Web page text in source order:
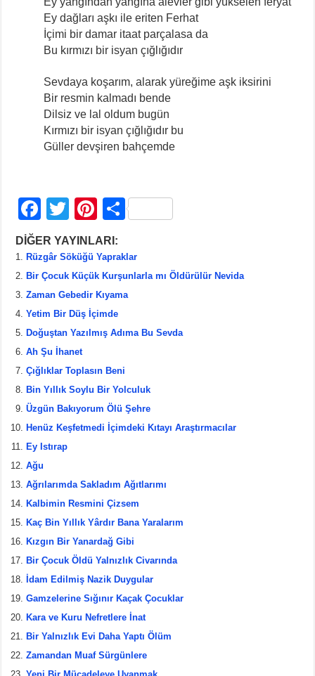
Ey dağları aşkı ile eriten Ferhat
İçimi bir damar itaat parçalasa da
Bu kırmızı bir isyan çığlığıdır
Sevdaya koşarım, alarak yüreğime aşk iksirini
Bir resmin kalmadı bende
Dilsiz ve lal oldum bugün
Kırmızı bir isyan çığlığıdır bu
Güller devşiren bahçemde
F
a
c
e
b
o
o
k
T
wi
tt
er
Pi
nt
er
e
st
S
ar
e
DİĞER YAYINLARI:
Rüzgâr Söküğü Yapraklar
Bir Çocuk Küçük Kurşunlarla mı Öldürülür Nevida
Zaman Gebedir Kıyama
Yetim Bir Düş İçimde
Doğuştan Yazılmış Adıma Bu Sevda
Ah Şu İhanet
Çığlıklar Toplasın Beni
Bin Yıllık Soylu Bir Yolculuk
Üzgün Bakıyorum Ölü Şehre
Henüz Keşfetmedi İçimdeki Kıtayı Araştırmacılar
Ey Istırap
Ağu
Ağrılarımda Sakladım Ağıtlarımı
Kalbimin Resmini Çizsem
Kaç Bin Yıllık Yârdır Bana Yaralarım
Kızgın Bir Yanardağ Gibi
Bir Çocuk Öldü Yalnızlık Civarında
İdam Edilmiş Nazik Duygular
Gamzelerine Sığınır Kaçak Çocuklar
Kara ve Kuru Nefretlere İnat
Bir Yalnızlık Evi Daha Yaptı Ölüm
Zamandan Muaf Sürgünlere